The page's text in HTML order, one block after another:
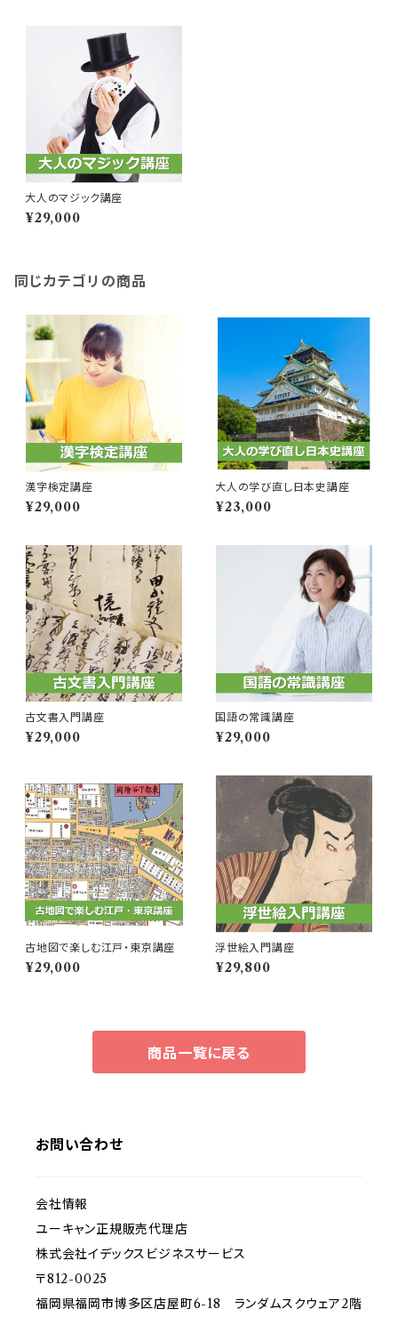
大人のマジック講座
¥29,000
同じカテゴリの商品
漢字検定講座
¥29,000
大人の学び直し日本史講座
¥23,000
古文書入門講座
¥29,000
国語の常識講座
¥29,000
古地図で楽しむ江戸・東京講座
¥29,000
浮世絵入門講座
¥29,800
商品一覧に戻る
お問い合わせ
会社情報
ユーキャン正規販売代理店
株式会社イデックスビジネスサービス
〒812-0025
福岡県福岡市博多区店屋町6-18 ランダムスクウェア2階